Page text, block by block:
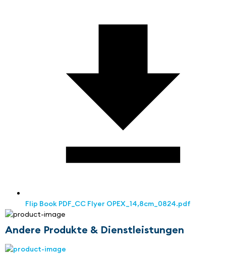
Flip Book PDF_CC Flyer OPEX_14,8cm_0824.pdf
Andere Produkte & Dienstleistungen